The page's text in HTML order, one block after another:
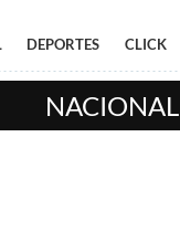
DEPORTES CLICK
NACIONAL